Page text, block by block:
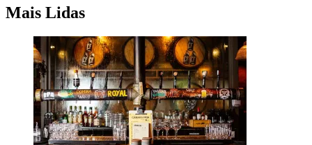
Mais Lidas